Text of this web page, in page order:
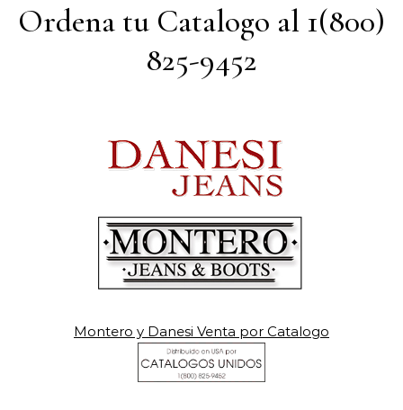
Ordena tu Catalogo al 1(800)
825-9452
Montero y Danesi Venta por Catalogo